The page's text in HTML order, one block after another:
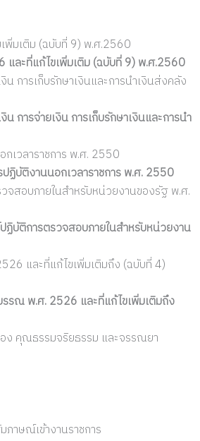
เพิ่มเติม (ฉบับที่ 9) พ.ศ.2560
และที่แก้ไขเพิ่มเติม (ฉบับที่ 9) พ.ศ.2560
น การเก็บรักษาเงินและการนำเงินส่งคลัง
การจ่ายเงิน การเก็บรักษาเงินและการนำ
เวลาราชการ พ.ศ. 2550
ฏิบัติงานนอกเวลาราชการ พ.ศ. 2550
สอบภายในสำหรับหน่วยงานของรัฐ พ.ศ.
บัติการตรวจสอบภายในสำหรับหน่วยงาน
และที่แก้ไขเพิ่มเติมถึง (ฉบับที่ 4)
รณ พ.ศ. 2526 และที่แก้ไขเพิ่มเติมถึง
ง คุณธรรมจริยธรรม และจรรณยา
าษณ์เข้างานราชการ